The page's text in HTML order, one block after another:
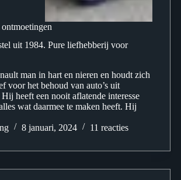
uit 1984. Pure liefhebberij voor
man in hart en nieren en houdt zich
voor het behoud van auto’s uit
heeft een nooit aflatende interesse
wat daarmee te maken heeft. Hij
8 januari, 2024 11 reacties